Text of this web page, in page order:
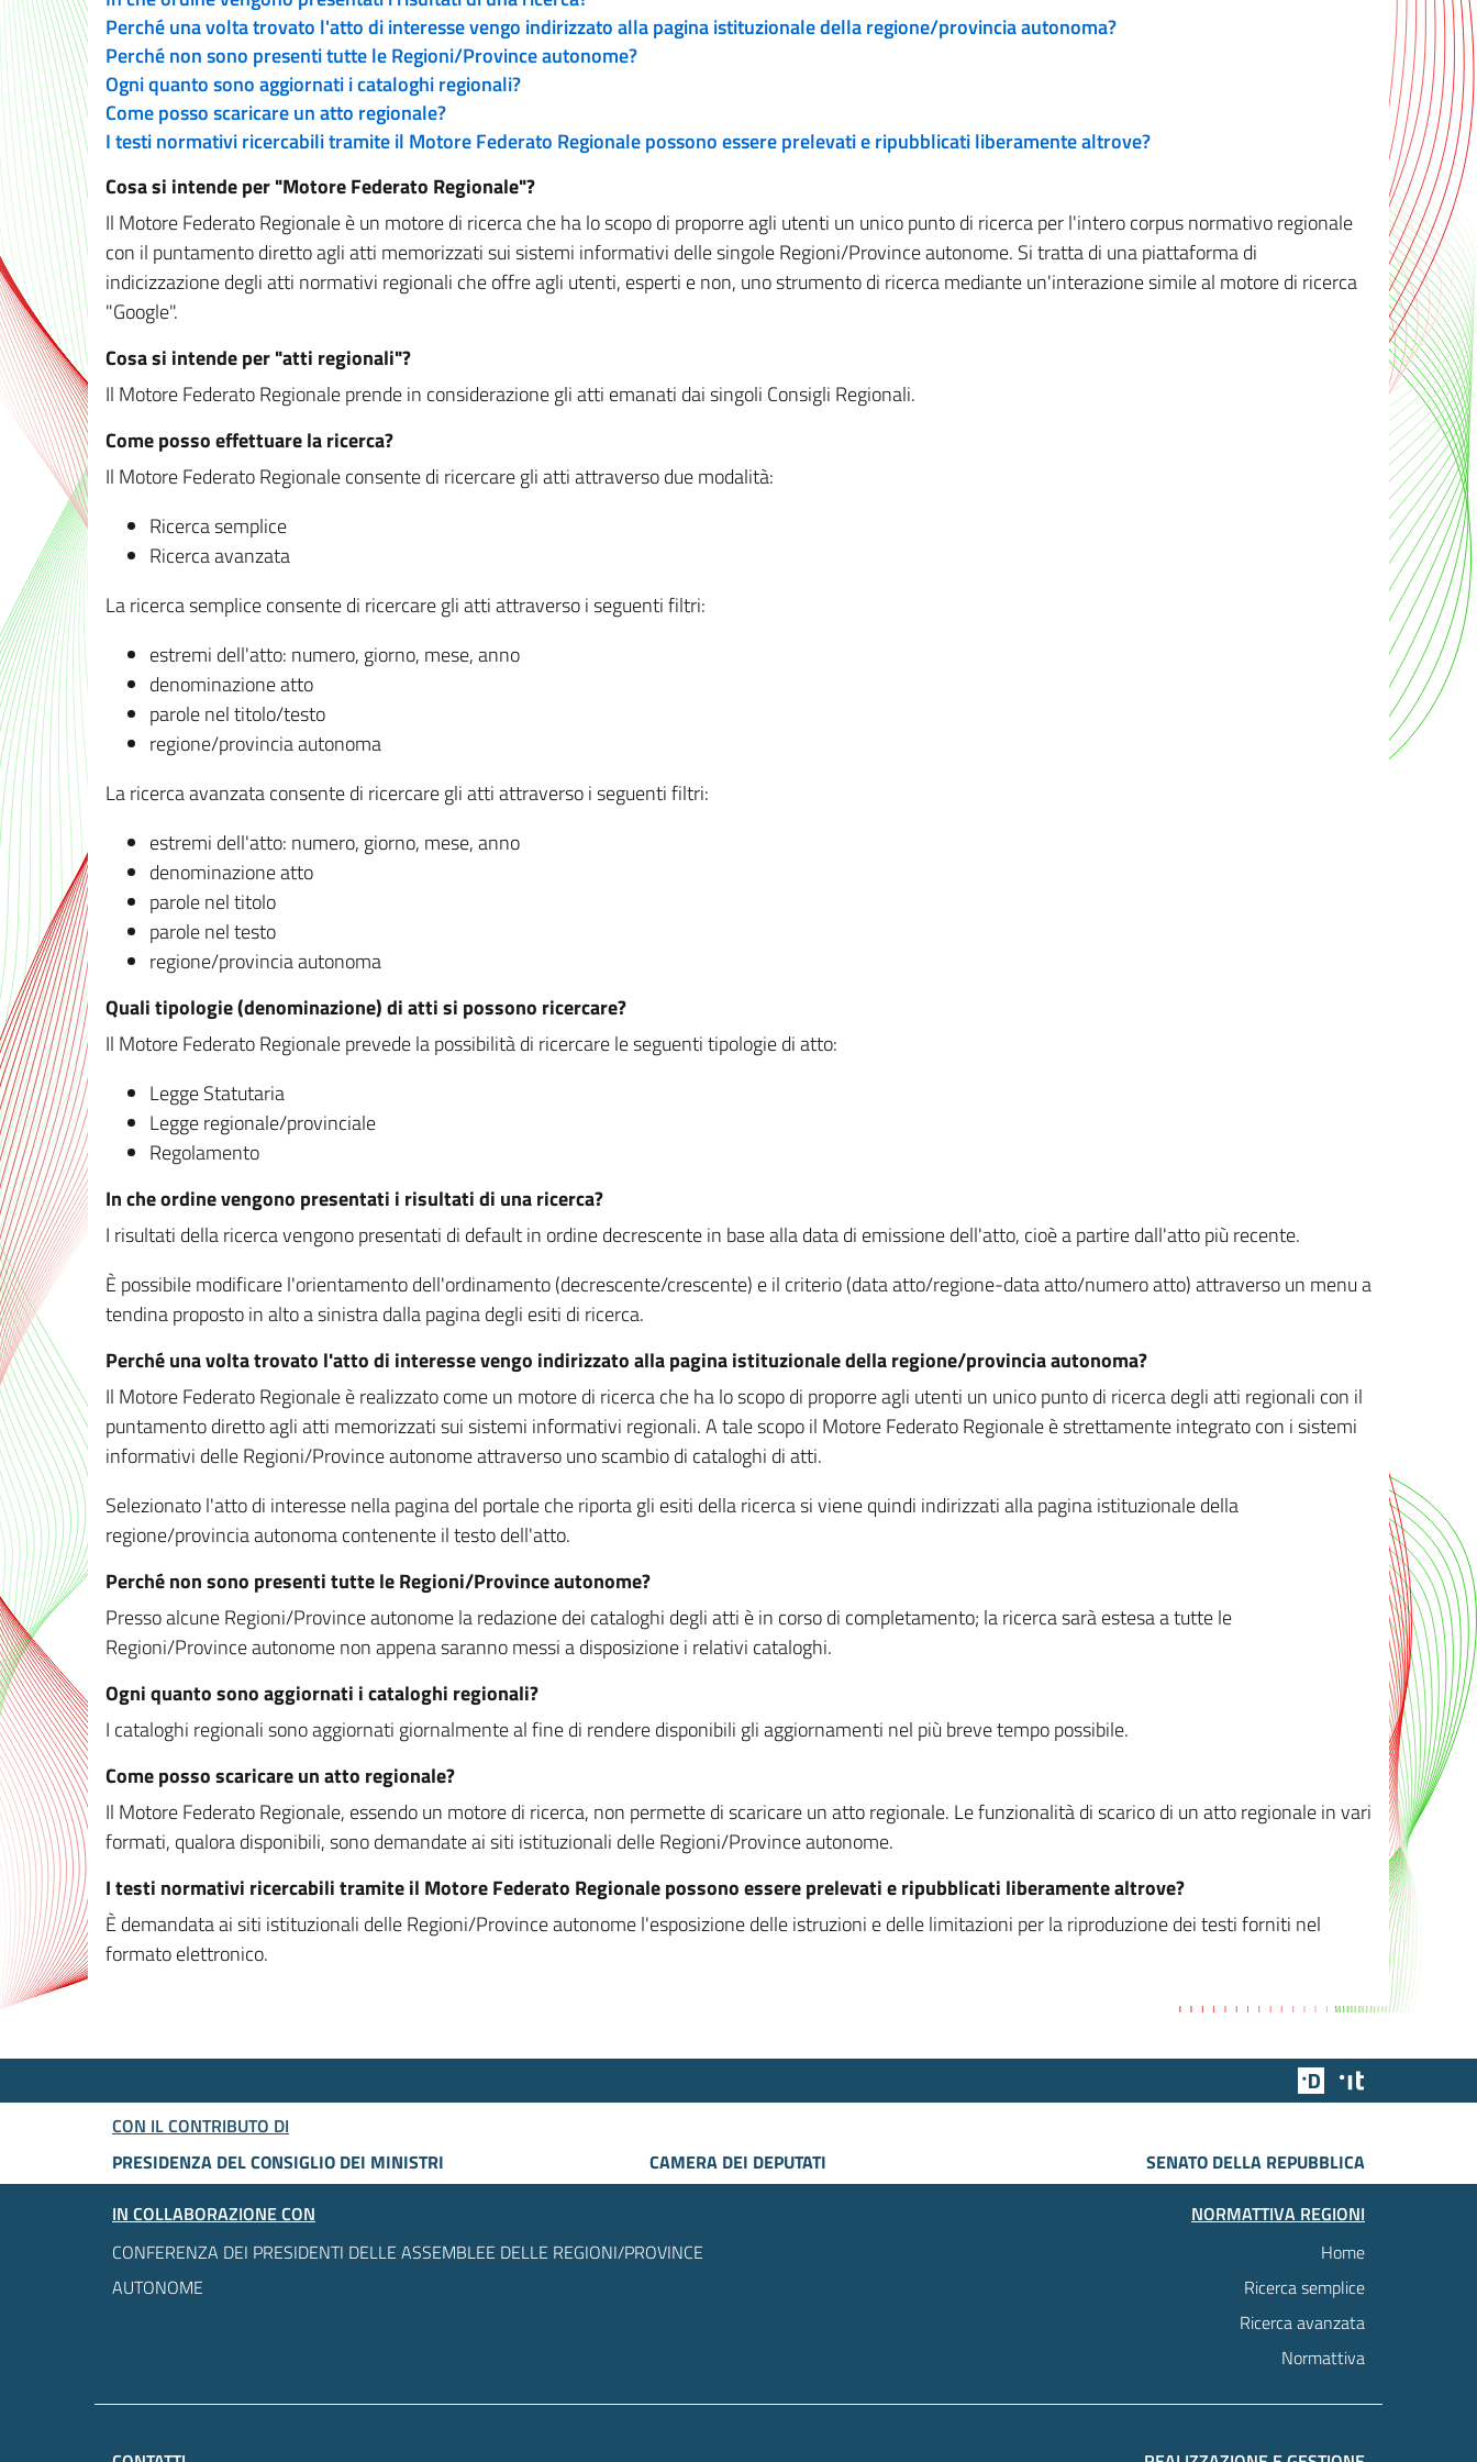
Perché una volta trovato l'atto di interesse vengo indirizzato alla pagina istituzionale della regione/provincia autonoma?
Perché non sono presenti tutte le Regioni/Province autonome?
Ogni quanto sono aggiornati i cataloghi regionali?
Come posso scaricare un atto regionale?
I testi normativi ricercabili tramite il Motore Federato Regionale possono essere prelevati e ripubblicati liberamente altrove?
Cosa si intende per "Motore Federato Regionale"?
Il Motore Federato Regionale è un motore di ricerca che ha lo scopo di proporre agli utenti un unico punto di ricerca per l'intero corpus normativo regionale
con il puntamento diretto agli atti memorizzati sui sistemi informativi delle singole Regioni/Province autonome. Si tratta di una piattaforma di
indicizzazione degli atti normativi regionali che offre agli utenti, esperti e non, uno strumento di ricerca mediante un'interazione simile al motore di ricerca
"Google".
Cosa si intende per "atti regionali"?
Il Motore Federato Regionale prende in considerazione gli atti emanati dai singoli Consigli Regionali.
Come posso effettuare la ricerca?
Il Motore Federato Regionale consente di ricercare gli atti attraverso due modalità:
Ricerca semplice
Ricerca avanzata
La ricerca semplice consente di ricercare gli atti attraverso i seguenti filtri:
estremi dell'atto: numero, giorno, mese, anno
denominazione atto
parole nel titolo/testo
regione/provincia autonoma
La ricerca avanzata consente di ricercare gli atti attraverso i seguenti filtri:
estremi dell'atto: numero, giorno, mese, anno
denominazione atto
parole nel titolo
parole nel testo
regione/provincia autonoma
Quali tipologie (denominazione) di atti si possono ricercare?
Il Motore Federato Regionale prevede la possibilità di ricercare le seguenti tipologie di atto:
Legge Statutaria
Legge regionale/provinciale
Regolamento
In che ordine vengono presentati i risultati di una ricerca?
I risultati della ricerca vengono presentati di default in ordine decrescente in base alla data di emissione dell'atto, cioè a partire dall'atto più recente.
È possibile modificare l'orientamento dell'ordinamento (decrescente/crescente) e il criterio (data atto/regione-data atto/numero atto) attraverso un menu a
tendina proposto in alto a sinistra dalla pagina degli esiti di ricerca.
Perché una volta trovato l'atto di interesse vengo indirizzato alla pagina istituzionale della regione/provincia autonoma?
Il Motore Federato Regionale è realizzato come un motore di ricerca che ha lo scopo di proporre agli utenti un unico punto di ricerca degli atti regionali con il
puntamento diretto agli atti memorizzati sui sistemi informativi regionali. A tale scopo il Motore Federato Regionale è strettamente integrato con i sistemi
informativi delle Regioni/Province autonome attraverso uno scambio di cataloghi di atti.
Selezionato l'atto di interesse nella pagina del portale che riporta gli esiti della ricerca si viene quindi indirizzati alla pagina istituzionale della
regione/provincia autonoma contenente il testo dell'atto.
Perché non sono presenti tutte le Regioni/Province autonome?
Presso alcune Regioni/Province autonome la redazione dei cataloghi degli atti è in corso di completamento; la ricerca sarà estesa a tutte le
Regioni/Province autonome non appena saranno messi a disposizione i relativi cataloghi.
Ogni quanto sono aggiornati i cataloghi regionali?
I cataloghi regionali sono aggiornati giornalmente al fine di rendere disponibili gli aggiornamenti nel più breve tempo possibile.
Come posso scaricare un atto regionale?
Il Motore Federato Regionale, essendo un motore di ricerca, non permette di scaricare un atto regionale. Le funzionalità di scarico di un atto regionale in vari
formati, qualora disponibili, sono demandate ai siti istituzionali delle Regioni/Province autonome.
I testi normativi ricercabili tramite il Motore Federato Regionale possono essere prelevati e ripubblicati liberamente altrove?
È demandata ai siti istituzionali delle Regioni/Province autonome l'esposizione delle istruzioni e delle limitazioni per la riproduzione dei testi forniti nel
formato elettronico.
Team Digitale
CON IL CONTRIBUTO DI
PRESIDENZA DEL CONSIGLIO DEI MINISTRI
CAMERA DEI DEPUTATI
SENATO DELLA REPUBBLICA
IN COLLABORAZIONE CON
CONFERENZA DEI PRESIDENTI DELLE ASSEMBLEE DELLE REGIONI/PROVINCE
AUTONOME
NORMATTIVA REGIONI
Home
Ricerca semplice
Ricerca avanzata
Normattiva